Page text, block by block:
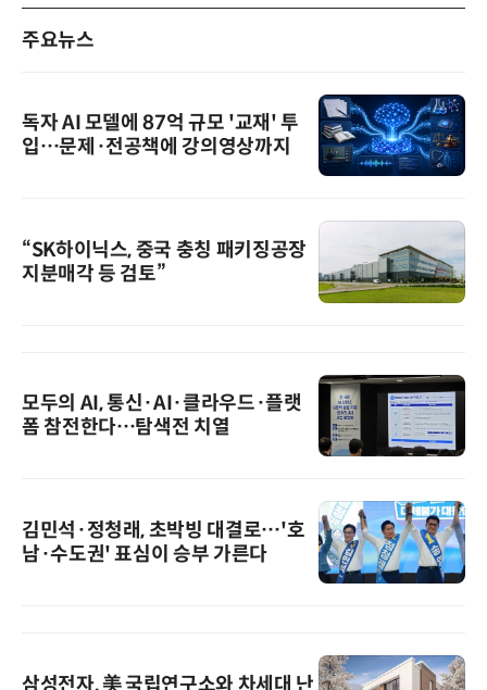
주요뉴스
독자 AI 모델에 87억 규모 '교재' 투
입…문제·전공책에 강의영상까지
“SK하이닉스, 중국 충칭 패키징공장
지분매각 등 검토”
모두의 AI, 통신·AI·클라우드·플랫
폼 참전한다…탐색전 치열
김민석·정청래, 초박빙 대결로…'호
남·수도권' 표심이 승부 가른다
삼성전자, 美 국립연구소와 차세대 난